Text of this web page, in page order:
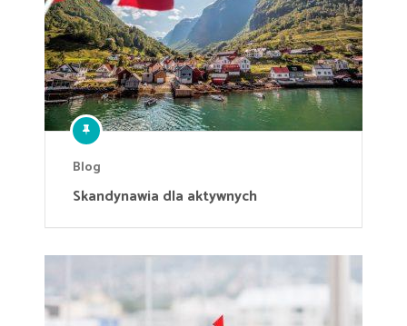
Blog
Skandynawia dla aktywnych